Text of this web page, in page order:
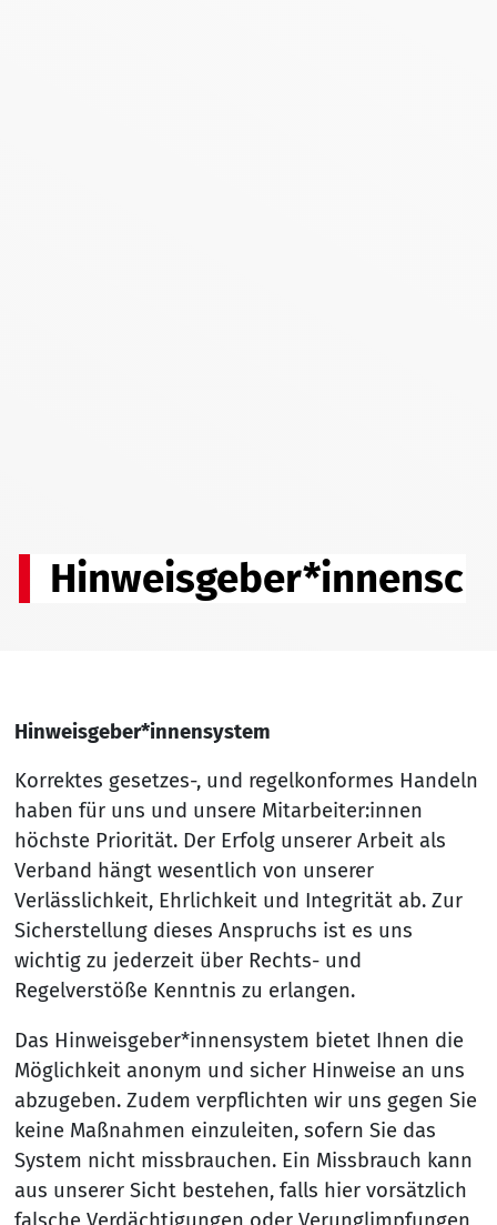
Hinweisgeber*innensystem
Korrektes gesetzes-, und regelkonformes Handeln
haben für uns und unsere Mitarbeiter:innen
höchste Priorität. Der Erfolg unserer Arbeit als
Verband hängt wesentlich von unserer
Verlässlichkeit, Ehrlichkeit und Integrität ab. Zur
Sicherstellung dieses Anspruchs ist es uns
wichtig zu jederzeit über Rechts- und
Regelverstöße Kenntnis zu erlangen.
Das Hinweisgeber*innensystem bietet Ihnen die
Möglichkeit anonym und sicher Hinweise an uns
abzugeben. Zudem verpflichten wir uns gegen Sie
keine Maßnahmen einzuleiten, sofern Sie das
System nicht missbrauchen. Ein Missbrauch kann
aus unserer Sicht bestehen, falls hier vorsätzlich
falsche Verdächtigungen oder Verunglimpfungen